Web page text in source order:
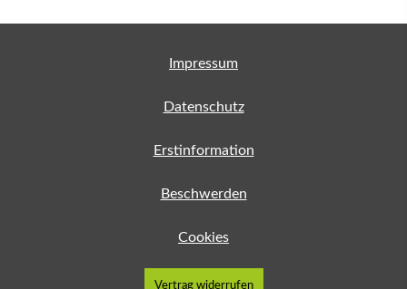
Impressum
Datenschutz
Erstinformation
Beschwerden
Cookies
Vertrag widerrufen